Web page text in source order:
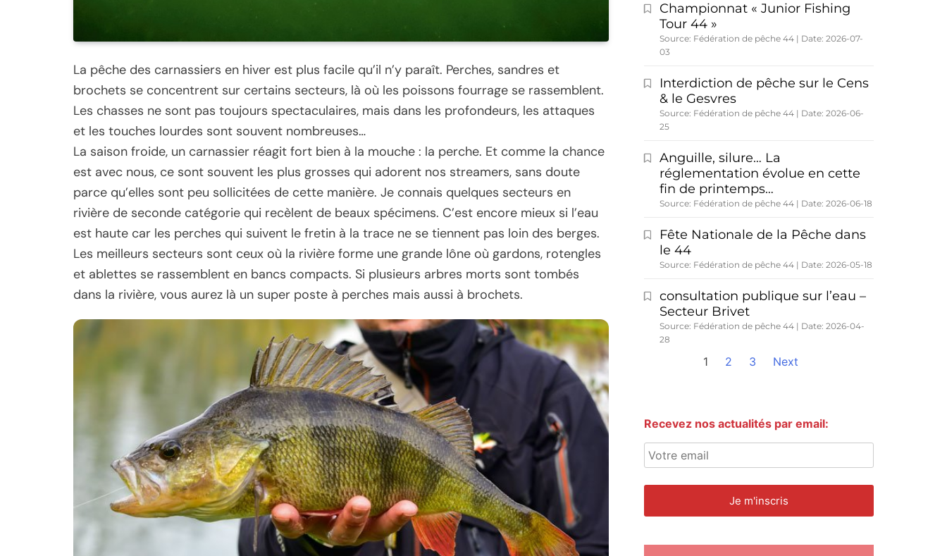
La pêche des carnassiers en hiver est plus facile qu’il n’y paraît. Perches, sandres et
brochets se concentrent sur certains secteurs, là où les poissons fourrage se rassemblent.
Les chasses ne sont pas toujours spectaculaires, mais dans les profondeurs, les attaques
et les touches lourdes sont souvent nombreuses…
La saison froide, un carnassier réagit fort bien à la mouche : la perche. Et comme la chance
est avec nous, ce sont souvent les plus grosses qui adorent nos streamers, sans doute
parce qu’elles sont peu sollicitées de cette manière. Je connais quelques secteurs en
rivière de seconde catégorie qui recèlent de beaux spécimens. C’est encore mieux si l’eau
est haute car les perches qui suivent le fretin à la trace ne se tiennent pas loin des berges.
Les meilleurs secteurs sont ceux où la rivière forme une grande lône où gardons, rotengles
et ablettes se rassemblent en bancs compacts. Si plusieurs arbres morts sont tombés
dans la rivière, vous aurez là un super poste à perches mais aussi à brochets.
Championnat « Junior Fishing
Tour 44 »
Source: Fédération de pêche 44
Date: 2026-07-
03
Interdiction de pêche sur le Cens
& le Gesvres
Source: Fédération de pêche 44
Date: 2026-06-
25
Anguille, silure… La
réglementation évolue en cette
fin de printemps…
Source: Fédération de pêche 44 Date: 2026-06-18
Fête Nationale de la Pêche dans
le 44
Source: Fédération de pêche 44 Date: 2026-05-18
consultation publique sur l’eau –
Secteur Brivet
Source: Fédération de pêche 44
Date: 2026-04-
28
1 2 3 Next
Recevez nos actualités par email: